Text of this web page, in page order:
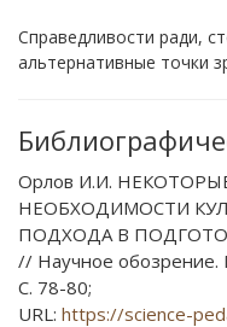
Справедливости ради,
альтернативные точки
Орлов И.И.
НЕОБХОДИМОСТИ
ПОДХОДА В
// Научное обозрение.
С. 78-80;
URL: https://science-